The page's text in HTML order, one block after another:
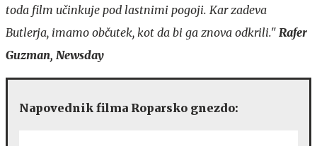
toda film učinkuje pod lastnimi pogoji. Kar zadeva
Butlerja, imamo občutek, kot da bi ga znova odkrili." Rafer
Guzman, Newsday
Napovednik filma Roparsko gnezdo: